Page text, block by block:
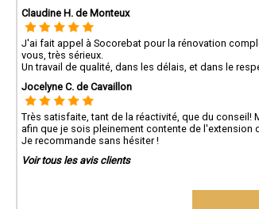
Claudine H. de Monteux
J'ai fait appel à Socorebat pour la rénovation
vous, très sérieux.
Un travail de qualité, dans les délais, et dans le
Jocelyne C. de Cavaillon
Très satisfaite, tant de la réactivité, que du
afin que je sois pleinement contente de l'extension
Je recommande sans hésiter !
Voir tous les avis clients